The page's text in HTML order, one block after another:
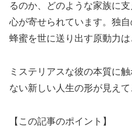
るのか、どのような家族に
心が寄せられています。独
蜂蜜を世に送り出す原動力は
ミステリアスな彼の本質に
ない新しい人生の形が見えて
【この記事のポイント】